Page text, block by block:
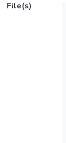
File(s)